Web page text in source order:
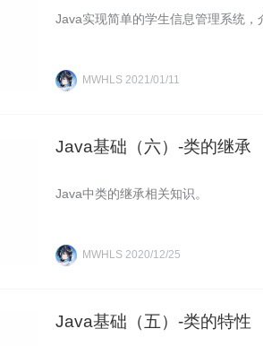
Java实现简单的学生信息管理系统，
MWHLS 2021/01/11
Java基础（六）-类的继承
Java中类的继承相关知识。
MWHLS 2020/12/25
Java基础（五）-类的特性